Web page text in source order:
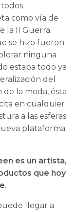
todos
como vía de
la II Guerra
se hizo fueron
ninguna
estaba todo ya
del
la moda, ésta
en cualquier
a las esferas
plataforma
es un artista,
que hoy
.
llegar a